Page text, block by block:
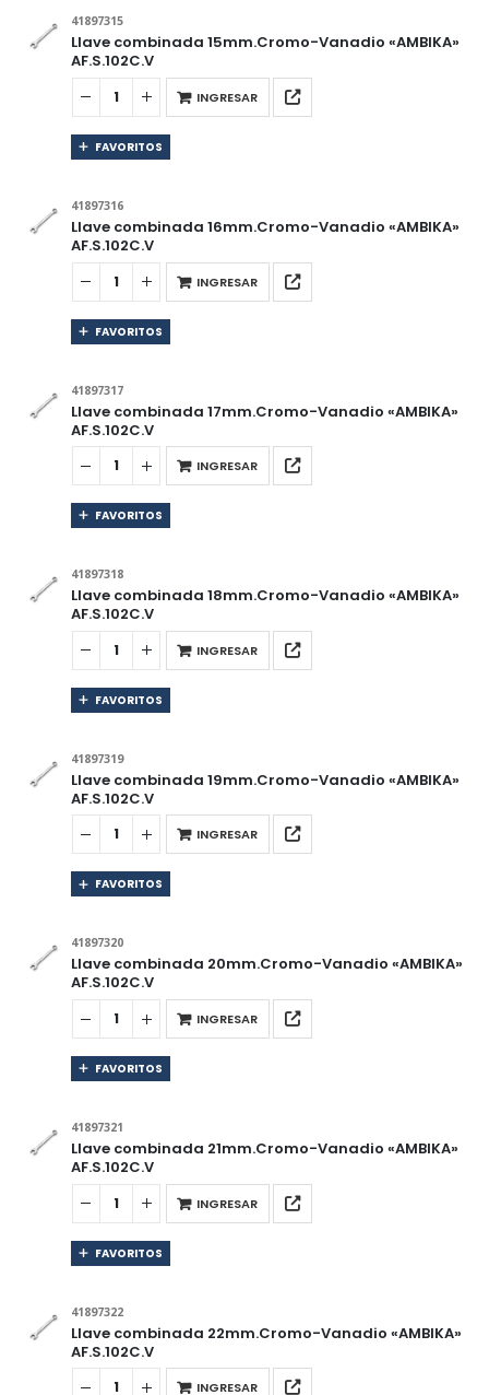
41897315
Llave combinada 15mm.Cromo-Vanadio «AMBIKA»
AF.S.102C.V
INGRESAR
FAVORITOS
41897316
Llave combinada 16mm.Cromo-Vanadio «AMBIKA»
AF.S.102C.V
INGRESAR
FAVORITOS
41897317
Llave combinada 17mm.Cromo-Vanadio «AMBIKA»
AF.S.102C.V
INGRESAR
FAVORITOS
41897318
Llave combinada 18mm.Cromo-Vanadio «AMBIKA»
AF.S.102C.V
INGRESAR
FAVORITOS
41897319
Llave combinada 19mm.Cromo-Vanadio «AMBIKA»
AF.S.102C.V
INGRESAR
FAVORITOS
41897320
Llave combinada 20mm.Cromo-Vanadio «AMBIKA»
AF.S.102C.V
INGRESAR
FAVORITOS
41897321
Llave combinada 21mm.Cromo-Vanadio «AMBIKA»
AF.S.102C.V
INGRESAR
FAVORITOS
41897322
Llave combinada 22mm.Cromo-Vanadio «AMBIKA»
AF.S.102C.V
INGRESAR